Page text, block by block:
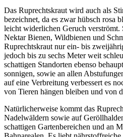
Das Ruprechtskraut wird auch als
bezeichnet, da es zwar hübsch rosa
leicht widerlichen Geruch
Nektar Bienen, Wildbienen und
Ruprechtskraut nur ein- bis
jedoch bis zu sechs Meter weit
schattigen Standorten ebenso
sonnigen, sowie an allen
auf eine Verbreitung verbessert es
von Tieren hängen bleiben und von
Natürlicherweise kommt das
Nadelwäldern sowie auf
schattigen Gartenbereichen und an